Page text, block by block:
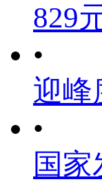
829
•
迎峰
•
国